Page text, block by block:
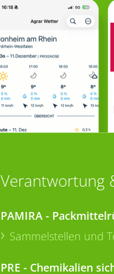
Verantwortung
PAMIRA -
Sammelstellen und
PRE - Chemikalien